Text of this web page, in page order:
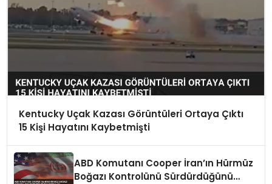
Kentucky Uçak Kazası Görüntüleri Ortaya Çıktı
15 Kişi Hayatını Kaybetmişti
ABD Komutanı Cooper İran’ın Hürmüz
Boğazı Kontrolünü Sürdürdüğünü